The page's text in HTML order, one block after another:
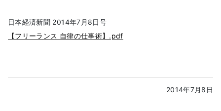
日本経済新聞 2014年7月8日号
【フリーランス 自律の仕事術】.pdf
2014年7月8日